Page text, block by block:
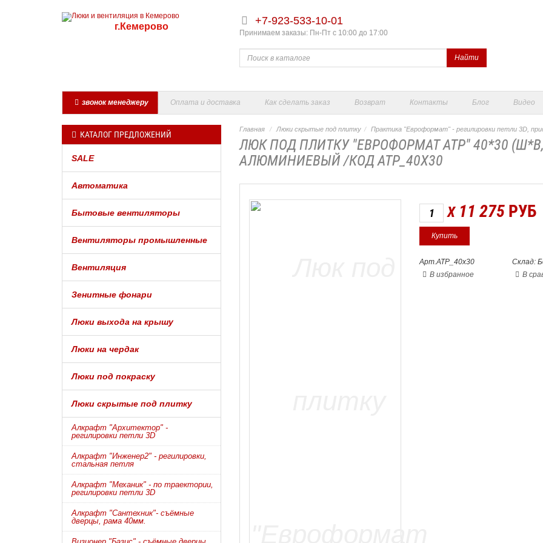
г.Кемерово +7-923-533-10-01
Принимаем заказы: Пн-Пт с 10:00 до 17:00
Найти
звонок менеджеру Оплата и доставка Как сделать заказ Возврат Контакты Блог Видео
КАТАЛОГ ПРЕДЛОЖЕНИЙ
SALE
Автоматика
Бытовые вентиляторы
Вентиляторы промышленные
Вентиляция
Зенитные фонари
Люки выхода на крышу
Люки на чердак
Люки под покраску
Люки скрытые под плитку
Алкрафт "Архитектор" -
регилировки петли 3D
Алкрафт "Инженер2" - регилировки,
стальная петля
Алкрафт "Механик" - по траектории,
регилировки петли 3D
Алкрафт "Сантехник"- съёмные
дверцы, рама 40мм.
Главная Люки скрытые под плитку Практика "Евроформат" - регилировки петли 3D,
ЛЮК ПОД ПЛИТКУ "ЕВРОФОРМАТ АТР" 40*30
АЛЮМИНИЕВЫЙ /КОД АТР_40Х30
X 11 275 РУБ
Арт.АТР_40х30
Склад:
В избранное
В